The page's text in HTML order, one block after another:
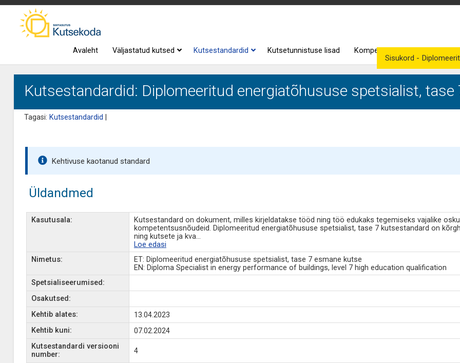
Avaleht Väljastatud kutsed Kutsestandardid Kutsetunnistuse lisad Kompetentsid
Kutsestandardid: Diplomeeritud energiatõhususe spetsialist, tase
Tagasi: Kutsestandardid
Sisukord -
Kehtivuse kaotanud standard
Üldandmed
Kasutusala:
Kutsestandard on dokument, milles kirjeldatakse tööd ning töö edukaks tegemiseks vajalike
kompetentsusnõudeid. Diplomeeritud energiatõhususe spetsialist, tase 7 kutsestandard on
ning kutsete ja kva...
Loe edasi
Nimetus:
ET: Diplomeeritud energiatõhususe spetsialist, tase 7 esmane kutse
EN: Diploma Specialist in energy performance of buildings, level 7 high education qualification
Spetsialiseerumised:
Osakutsed:
Kehtib alates:
13.04.2023
Kehtib kuni:
07.02.2024
Kutsestandardi versiooni
number:
4